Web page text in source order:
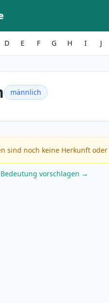
D E F G H I J
männlich
sind noch keine Herkunft
vorschlagen →